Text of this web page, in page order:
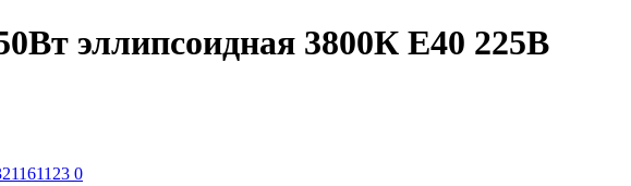
эллипсоидная 3800К E40 225В